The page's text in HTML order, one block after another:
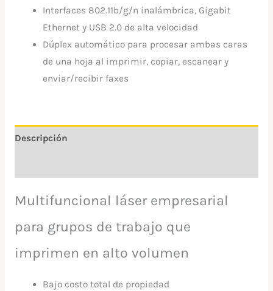
Interfaces 802.11b/g/n inalámbrica, Gigabit
Ethernet y USB 2.0 de alta velocidad
Dúplex automático para procesar ambas caras
de una hoja al imprimir, copiar, escanear y
enviar/recibir faxes
Descripción
Multifuncional láser empresarial
para grupos de trabajo que
imprimen en alto volumen
Bajo costo total de propiedad